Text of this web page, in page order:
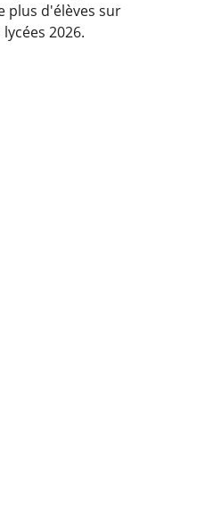
plus d'élèves sur
2026.